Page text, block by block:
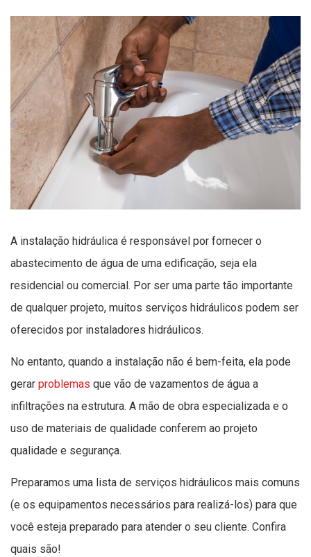
A instalação hidráulica é responsável por fornecer o
abastecimento de água de uma edificação, seja ela
residencial ou comercial. Por ser uma parte tão importante
de qualquer projeto, muitos serviços hidráulicos podem ser
oferecidos por instaladores hidráulicos.
No entanto, quando a instalação não é bem-feita, ela pode
gerar problemas que vão de vazamentos de água a
infiltrações na estrutura. A mão de obra especializada e o
uso de materiais de qualidade conferem ao projeto
qualidade e segurança.
Preparamos uma lista de serviços hidráulicos mais comuns
(e os equipamentos necessários para realizá-los) para que
você esteja preparado para atender o seu cliente. Confira
quais são!